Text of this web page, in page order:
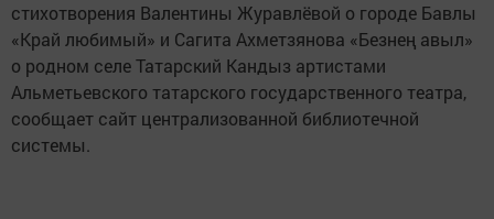
стихотворения Валентины Журавлёвой о городе Бавлы
«Край любимый» и Сагита Ахметзянова «Безнең авыл»
о родном селе Татарский Кандыз артистами
Альметьевского татарского государственного театра,
сообщает сайт централизованной библиотечной
системы.